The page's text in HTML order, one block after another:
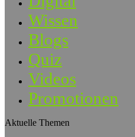
Wissen
Blogs
Quiz
Videos
Promotionen
Aktuelle Themen